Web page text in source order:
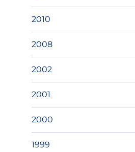
2010
2008
2002
2001
2000
1999